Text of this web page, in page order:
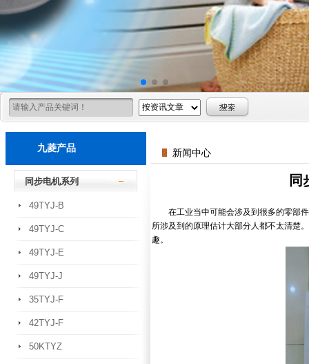
九菱产品
同步电机系列
49TYJ-B
49TYJ-C
49TYJ-E
49TYJ-J
35TYJ-F
42TYJ-F
50KTYZ
新闻中心
同
在工业当中可能会涉及到很多的零部件
所涉及到的原理估计大部分人都不太清楚
趣。